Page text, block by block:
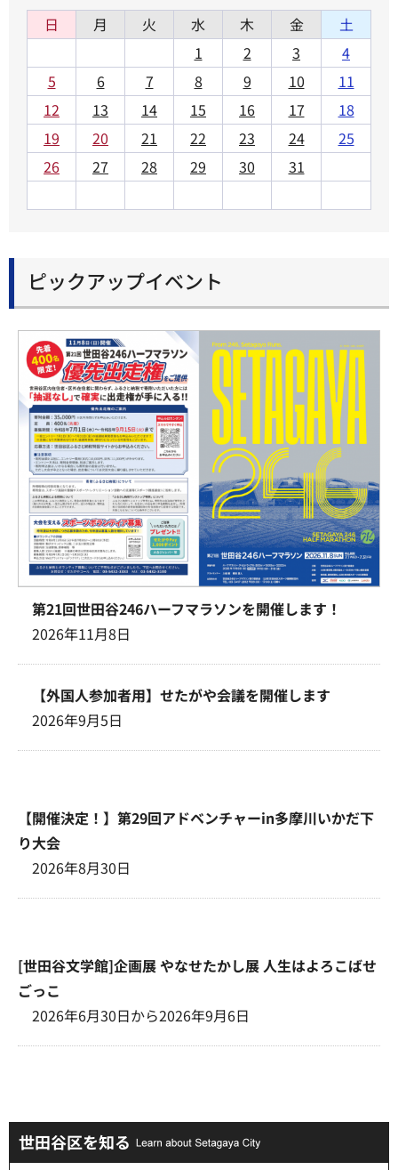
日 月 火 水 木 金
土
1
2 3
4
5
6 7 8 9 10
11
12
13 14 15 16 17
18
19
20 21 22 23 24
25
26
27 28 29 30 31
ピックアップイベント
第21回世田谷246ハーフマラソンを開催します！
2026年11月8日
【外国人参加者用】せたがや会議を開催します
2026年9月5日
【開催決定！】第29回アドベンチャーin多摩川いかだ下
り大会
2026年8月30日
[世田谷文学館]企画展 やなせたかし展 人生はよろこばせ
ごっこ
2026年6月30日から2026年9月6日
世田谷区を知る